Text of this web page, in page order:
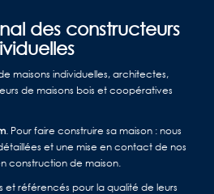
des constructeurs
maisons individuelles, architectes,
de maisons bois et coopératives
. Pour faire construire sa maison : nous
et une mise en contact de nos
construction de maison.
et référencés pour la qualité de leurs